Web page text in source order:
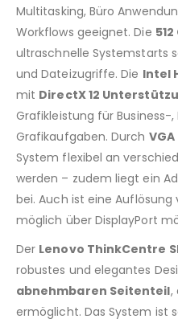
Multitasking, Büro
Workflows geeignet. Die 512
ultraschnelle Systemstarts
und Dateizugriffe. Die Intel
mit DirectX 12
Grafikleistung für
Grafikaufgaben. Durch
System flexibel an
werden – zudem liegt ein
bei. Auch ist eine Auflösung
möglich über DisplayPort
Der Lenovo ThinkCentre
robustes und elegantes
abnehmbaren Seitenteil,
ermöglicht. Das System ist